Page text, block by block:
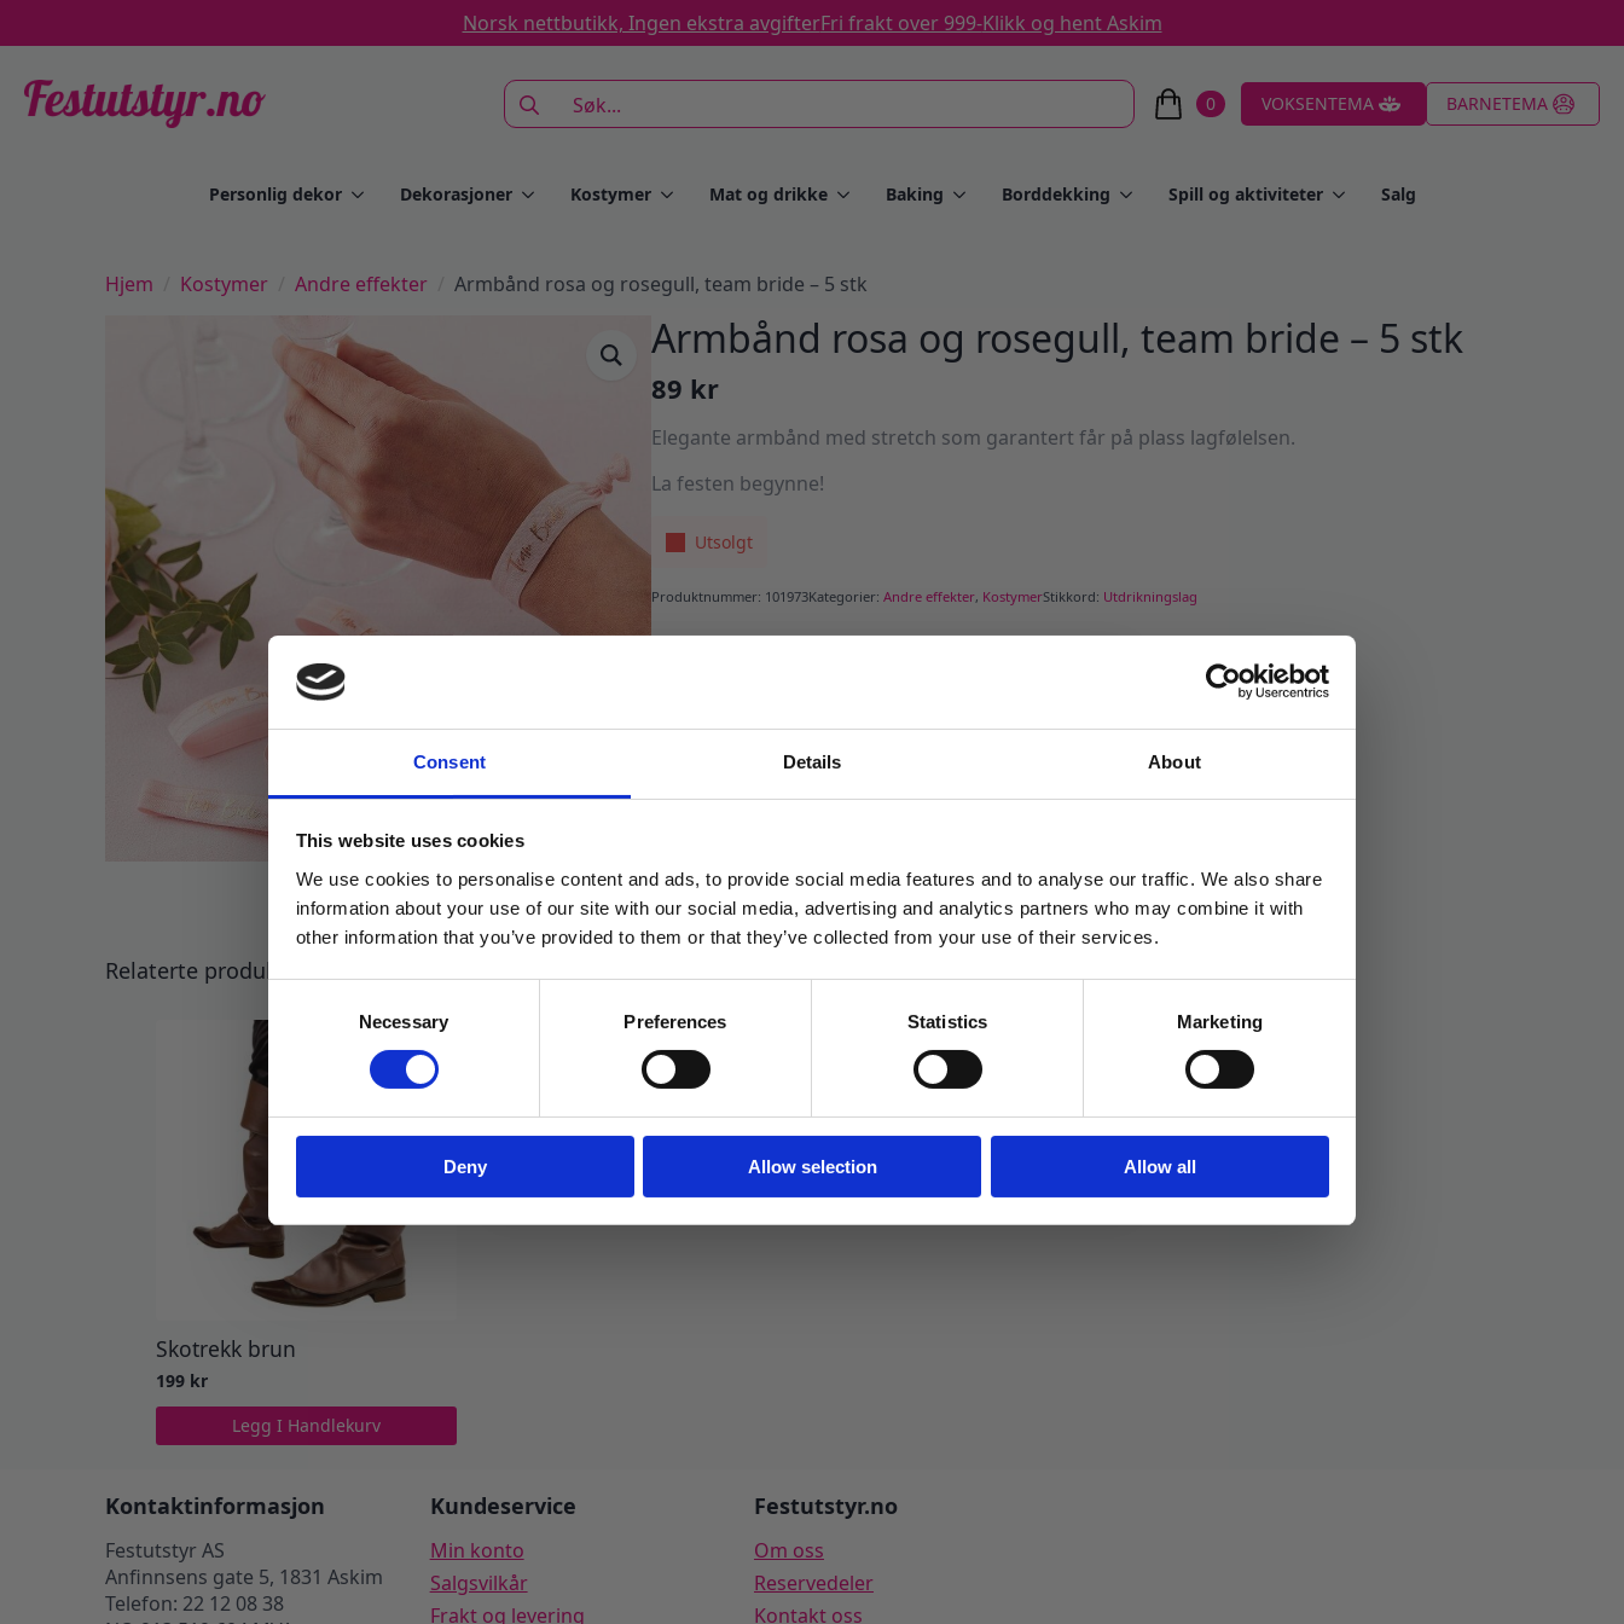
Consent Details About
This website uses cookies
We use cookies to personalise content and ads, to provide social media features and to analyse our traffic. We also share
information about your use of our site with our social media, advertising and analytics partners who may combine it with
other information that you’ve provided to them or that they’ve collected from your use of their services.
Selection
Necessary Preferences Statistics Marketing
Deny Allow selection Allow all
Norsk nettbutikk, Ingen ekstra avgifterFri frakt over 999-Klikk og hent Askim
Search
for:
0 VOKSENTEMA BARNETEMA
Personlig dekor Dekorasjoner Kostymer Mat og drikke Baking Borddekking Spill og aktiviteter Salg
Hjem Kostymer Andre effekter Armbånd rosa og rosegull, team bride – 5 stk
Armbånd rosa og rosegull, team bride – 5 stk
89 kr
Elegante armbånd med stretch som garantert får på plass lagfølelsen.
La festen begynne!
Utsolgt
Produktnummer: 101973Kategorier:Andre effekter, KostymerStikkord: Utdrikningslag
Relaterte produkter
Skotrekk brun
199 kr
Legg I Handlekurv
Kontaktinformasjon
Festutstyr AS
Anfinnsens gate 5, 1831 Askim
Telefon: 22 12 08 38
Kundeservice
Min konto
Salgsvilkår
Frakt og levering
Festutstyr.no
Om oss
Reservedeler
Kontakt oss
få eksklusive tilbud og masse
inspirasjon rett i innboksen
Ja takk! Jeg vil gjerne få brev fra dere!